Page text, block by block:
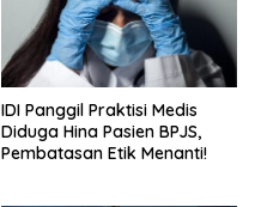
IDI Panggil Praktisi Medis
Diduga Hina Pasien BPJS,
Pembatasan Etik Menanti!